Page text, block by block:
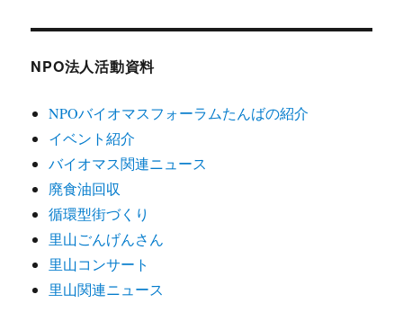
NPO法人活動資料
NPOバイオマスフォーラムたんばの紹介
イベント紹介
バイオマス関連ニュース
廃食油回収
循環型街づくり
里山ごんげんさん
里山コンサート
里山関連ニュース